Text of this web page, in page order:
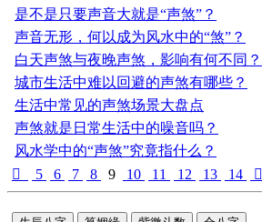
是不是只要声音大就是“声煞”？
声音无形，何以成为风水中的“煞”？
白天声煞与夜晚声煞，影响有何不同？
城市生活中难以回避的声煞有哪些？
生活中常见的声煞场景大盘点
声煞就是日常生活中的噪音吗？
风水学中的“声煞”究竟指什么？

5 6 7 8 9 10 11 12 13 14 